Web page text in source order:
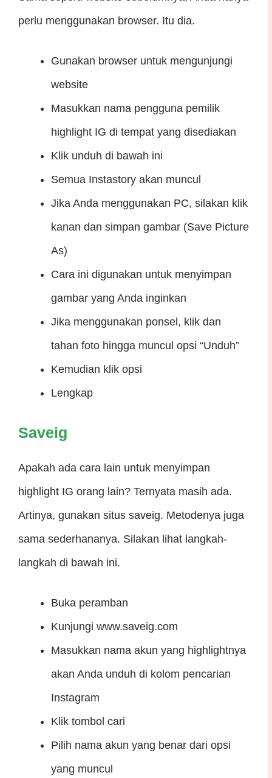
perlu menggunakan browser. Itu dia.
Gunakan browser untuk mengunjungi
website
Masukkan nama pengguna pemilik
highlight IG di tempat yang disediakan
Klik unduh di bawah ini
Semua Instastory akan muncul
Jika Anda menggunakan PC, silakan klik
kanan dan simpan gambar (Save Picture
As)
Cara ini digunakan untuk menyimpan
gambar yang Anda inginkan
Jika menggunakan ponsel, klik dan
tahan foto hingga muncul opsi “Unduh”
Kemudian klik opsi
Lengkap
Saveig
Apakah ada cara lain untuk menyimpan
highlight IG orang lain? Ternyata masih ada.
Artinya, gunakan situs saveig. Metodenya juga
sama sederhananya. Silakan lihat langkah-
langkah di bawah ini.
Buka peramban
Kunjungi www.saveig.com
Masukkan nama akun yang highlightnya
akan Anda unduh di kolom pencarian
Instagram
Klik tombol cari
Pilih nama akun yang benar dari opsi
yang muncul